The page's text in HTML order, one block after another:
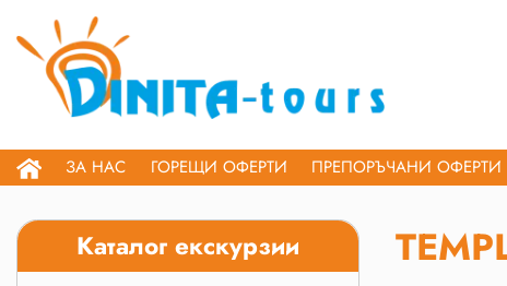
ЗА НАС ГОРЕЩИ ОФЕРТИ ПРЕПОРЪЧАНИ ОФЕРТИ
Каталог екскурзии